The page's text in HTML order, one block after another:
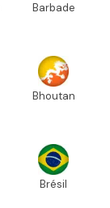
Barbade
Bhoutan
Brésil